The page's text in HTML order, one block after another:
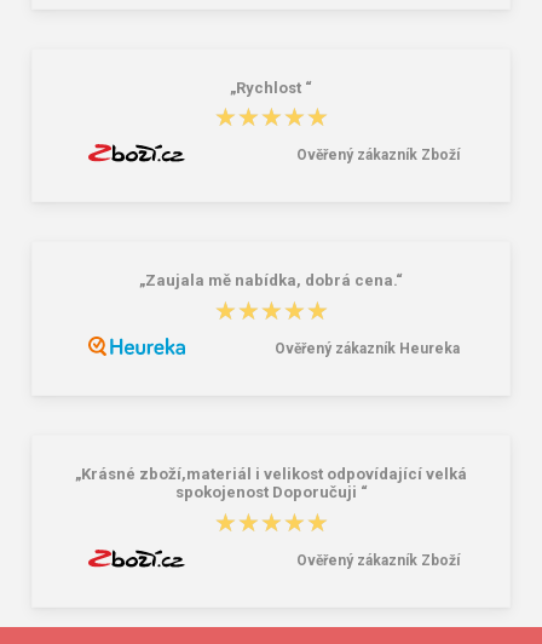
„Rychlost “
★★★★★
★★★★★
Ověřený zákazník Zboží
„Zaujala mě nabídka, dobrá cena.“
★★★★★
★★★★★
Ověřený zákazník Heureka
„Krásné zboží,materiál i velikost odpovídající velká
spokojenost Doporučuji “
★★★★★
★★★★★
Ověřený zákazník Zboží